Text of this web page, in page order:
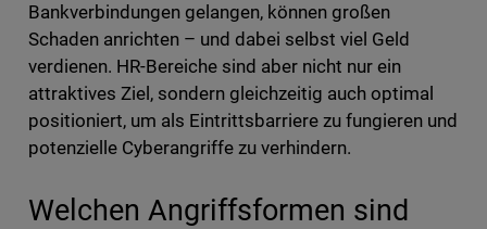
Bankverbindungen gelangen, können großen
Schaden anrichten – und dabei selbst viel Geld
verdienen. HR-Bereiche sind aber nicht nur ein
attraktives Ziel, sondern gleichzeitig auch optimal
positioniert, um als Eintrittsbarriere zu fungieren und
potenzielle Cyberangriffe zu verhindern.
Welchen Angriffsformen sind